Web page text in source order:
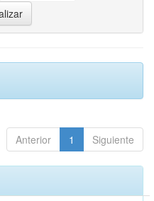
Anterior 1 Siguiente